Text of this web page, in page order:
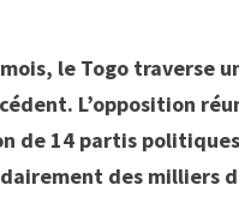
le Togo traverse
L’opposition
de 14 partis
des milliers